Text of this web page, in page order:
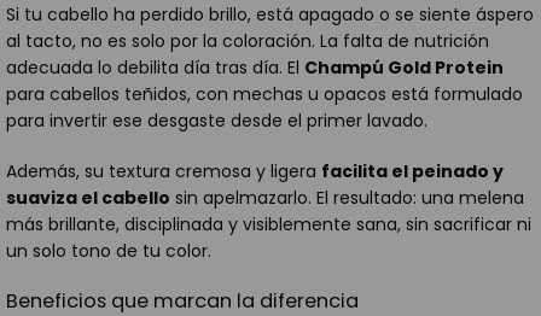
Si tu cabello ha perdido brillo, está apagado o se siente áspero
al tacto, no es solo por la coloración. La falta de nutrición
adecuada lo debilita día tras día. El Champú Gold Protein
para cabellos teñidos, con mechas u opacos está formulado
para invertir ese desgaste desde el primer lavado.
Además, su textura cremosa y ligera facilita el peinado y
suaviza el cabello sin apelmazarlo. El resultado: una melena
más brillante, disciplinada y visiblemente sana, sin sacrificar ni
un solo tono de tu color.
Beneficios que marcan la diferencia